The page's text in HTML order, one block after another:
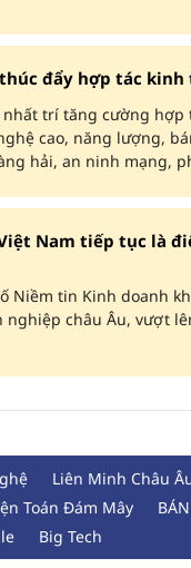
thúc đẩy hợp tác
nhất trí tăng cường
cao, năng lượng,
hải, an ninh mạng,
Nam tiếp tục là
Niềm tin Kinh doanh
nghiệp châu Âu, vượt
Liên Minh Châu
Toán Đám Mây
Big Tech